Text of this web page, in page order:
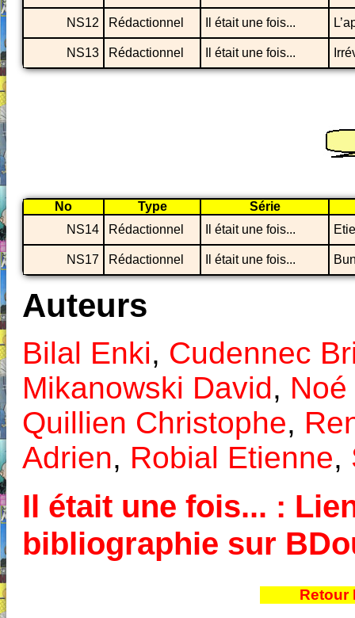
NS12 Rédactionnel Il était une fois...
NS13 Rédactionnel Il était une fois...
No Type
Série
NS14
Rédactionnel Il était une fois...
NS17 Rédactionnel Il était une fois...
Auteurs
Bilal Enki, Cudennec
Mikanowski David,
Quillien Christophe,
Adrien, Robial Etienne,
Il était une fois... :
bibliographie sur
Retour